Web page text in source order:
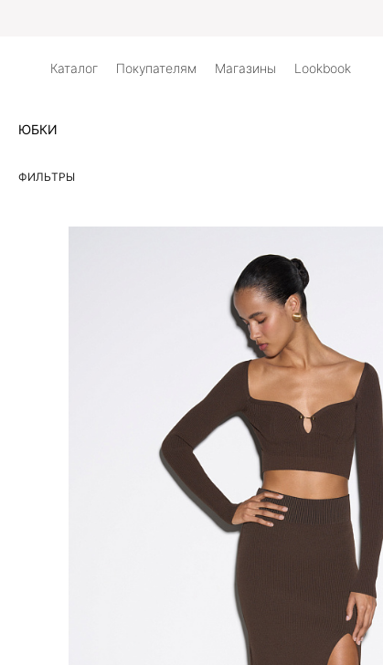
Каталог Покупателям Магазины Lookbook
ЮБКИ
ФИЛЬТРЫ